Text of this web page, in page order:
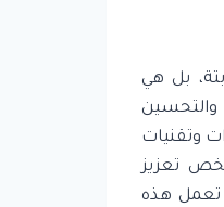
بل هي
وتقنيات
تعزيز
تعمل هذه